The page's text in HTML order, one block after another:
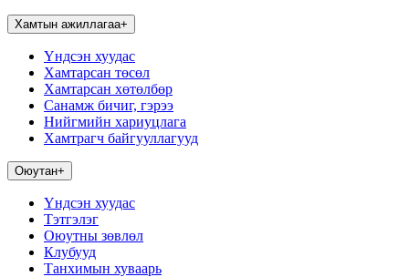
Хамтын ажиллагаа+
Үндсэн хуудас
Хамтарсан төсөл
Хамтарсан хөтөлбөр
Санамж бичиг, гэрээ
Нийгмийн хариуцлага
Хамтрагч байгууллагууд
Оюутан+
Үндсэн хуудас
Тэтгэлэг
Оюутны зөвлөл
Клубууд
Танхимын хуваарь